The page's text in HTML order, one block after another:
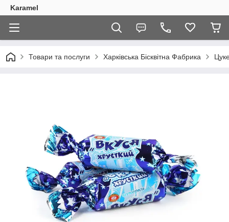
Karamel
Товари та послуги Харківська Бісквітна Фабрика